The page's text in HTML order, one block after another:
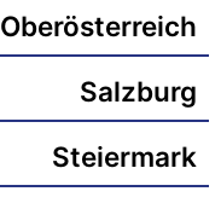
Oberösterreich
Salzburg
Steiermark